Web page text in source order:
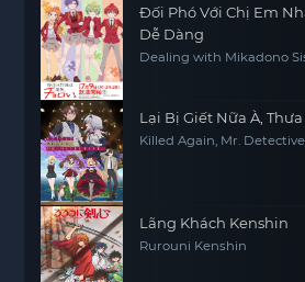
Đối Phó Với Chị Em
Dễ Dàng
Dealing with Mikadono
Lại Bị Giết Nữa À,
Killed Again, Mr.
Lãng Khách Kenshin
Rurouni Kenshin